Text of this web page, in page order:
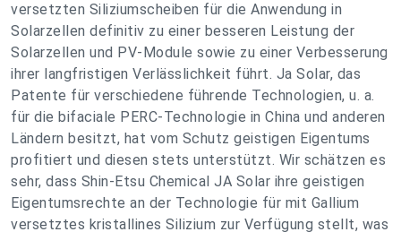
versetzten Siliziumscheiben für die Anwendung in
Solarzellen definitiv zu einer besseren Leistung der
Solarzellen und PV-Module sowie zu einer Verbesserung
ihrer langfristigen Verlässlichkeit führt. Ja Solar, das
Patente für verschiedene führende Technologien, u. a.
für die bifaciale PERC-Technologie in China und anderen
Ländern besitzt, hat vom Schutz geistigen Eigentums
profitiert und diesen stets unterstützt. Wir schätzen es
sehr, dass Shin-Etsu Chemical JA Solar ihre geistigen
Eigentumsrechte an der Technologie für mit Gallium
versetztes kristallines Silizium zur Verfügung stellt, was